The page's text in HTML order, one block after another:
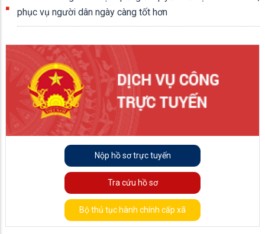
phục vụ người dân ngày càng tốt hơn
Nộp hồ sơ trực tuyến
Tra cứu hồ sơ
Bộ thủ tục hành chính cấp xã